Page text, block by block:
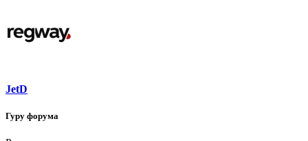
JetD
Гуру форума